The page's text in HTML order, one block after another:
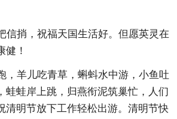
信捎，祝福天国生活好。但愿英灵在
健！
，羊儿吃青草，蝌蚪水中游，小鱼吐
蛙蛙岸上跳，归燕衔泥筑巢忙，人们
清明节放下工作轻松出游。清明节快